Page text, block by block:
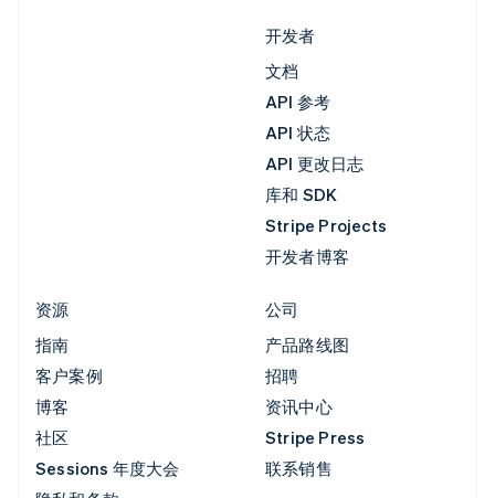
开发者
文档
API 参考
API 状态
API 更改日志
库和 SDK
Stripe Projects
开发者博客
资源
指南
客户案例
博客
社区
Sessions 年度大会
公司
产品路线图
招聘
资讯中心
Stripe Press
联系销售